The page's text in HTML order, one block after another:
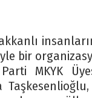
bir
MKYK